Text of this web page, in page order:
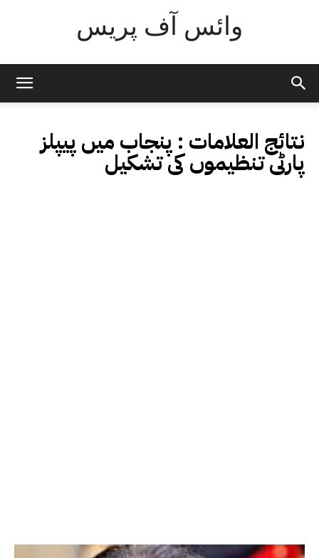
وائس آف پریس
نتائج العلامات : پنجاب میں پیپلز
پارٹی تنظیموں کی تشکیل